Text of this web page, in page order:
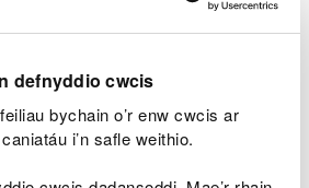
defnyddio cwcis
bychain o’r enw cwcis ar
i’n safle weithio.